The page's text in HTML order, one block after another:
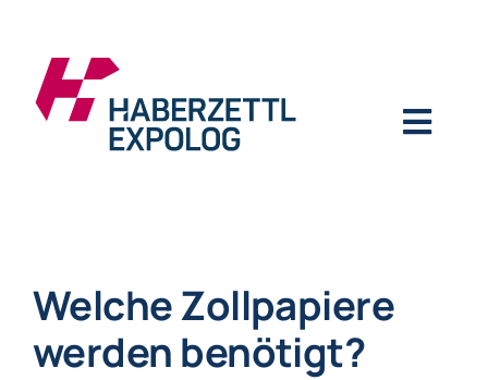
Inhalt
springen
Unternehmen
Welche Zollpapiere
werden benötigt?